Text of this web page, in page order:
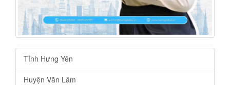
Tỉnh Hưng Yên
Huyện Văn Lâm